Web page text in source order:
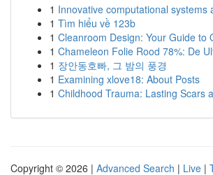
1 Innovative computational systems
1 Tìm hiểu về 123b
1 Cleanroom Design: Your Guide to
1 Chameleon Folie Rood 78%: De
1 장안동호빠, 그 밤의 풍경
1 Examining xlove18: About Posts
1 Childhood Trauma: Lasting Scars
Copyright © 2026 | Advanced Search | Live |